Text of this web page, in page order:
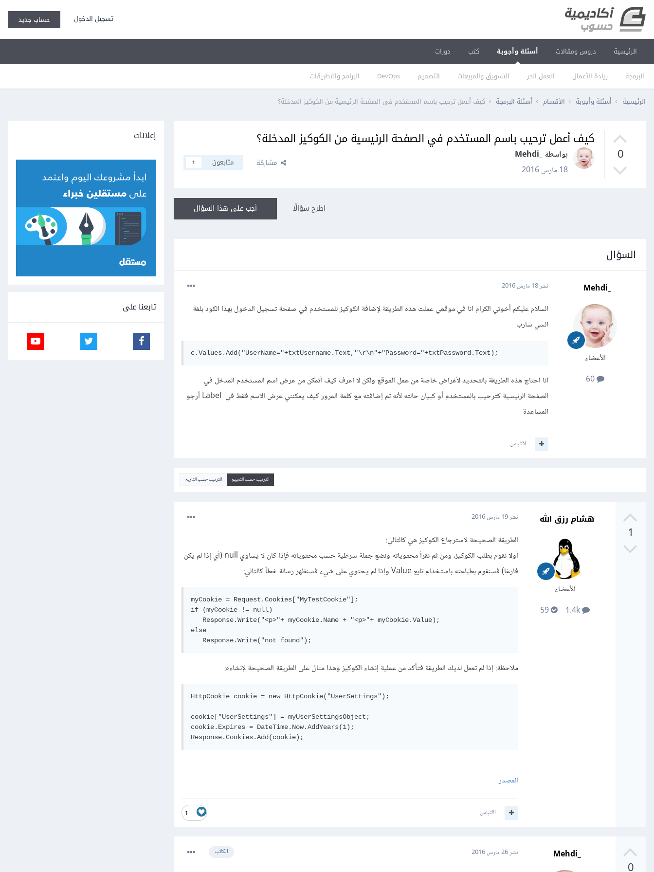
تسجيل الدخول حساب جديد
الرئيسية دروس ومقالات أسئلة وأجوبة
البرمجة ريادة الأعمال العمل الحر التسويق والمبيعات التصميم DevOps البرامج والتطبيقات
كتب دورات
الرئيسية أسئلة وأجوبة الأقسام أسئلة البرمجة كيف أعمل ترحيب باسم المستخدم في الصفحة الرئيسية من الكوكيز المدخلة؟
0
كيف أعمل ترحيب باسم المستخدم في الصفحة الرئيسية من الكوكيز المدخلة؟
بواسطة _Mehdi
18 مارس 2016
مشاركة متابعون 1
أجب على هذا السؤال اطرح سؤالًا
السؤال
_Mehdi
الأعضاء
نشر18 مارس 2016
السلام عليكم أخوتي الكرام انا في موقعي عملت هذه الطريقة لإضافة الكوكيز للمستخدم في صفحة تسجيل الدخول بهذا الكود بلغة
السي شارب
c.Values.Add("UserName="+txtUsername.Text,"\r\n"+"Password="+txtPassword.Text);
انا احتاج هذه الطريقة بالتحديد لأغراض خاصة من عمل الموقع ولكن لا اعرف كيف أتمكن من عرض اسم المستخدم المدخل في
الصفحة الرئيسية كترحيب بالمستخدم أو كبيان حالته لأنه تم إضافته مع كلمة المرور كيف يمكنني عرض الاسم فقط في Label أرجو
المساعدة
اقتباس
الترتيب حسب التقييم الترتيب حسب التاريخ
1
هشام رزق الله
الأعضاء
نشر19 مارس 2016
الطريقة الصحيحة لاسترجاع الكوكيز هي كالتالي:
أولا نقوم بطلب الكوكيز، ومن ثم نقرأ محتوياته ونضع جملة شرطية حسب محتوياته فإذا كان لا يساوي null (أي إذا لم يكن
فارغا) فسنقوم بطباعته باستخدام تابع Value وإذا لم يحتوي على شيء فسنظهر رسالة خطأ كالتالي:
myCookie = Request.Cookies["MyTestCookie"];
if (myCookie != null)
   Response.Write("
<p>"+ myCookie.Name + "<p>"+ myCookie.Value);
else
   Response.Write("not found");
ملاحظة: إذا لم تعمل لديك الطريقة فتأكد من عملية إنشاء الكوكيز وهذا مثال على الطريقة الصحيحة لإنشاءه:
HttpCookie cookie = new HttpCookie("UserSettings");
cookie["UserSettings"] = myUserSettingsObject;
cookie.Expires = DateTime.Now.AddYears(1);
Response.Cookies.Add(cookie);
المصدر
1 اقتباس
_Mehdi الكاتب نشر26 مارس 2016
إعلانات
تابعنا على